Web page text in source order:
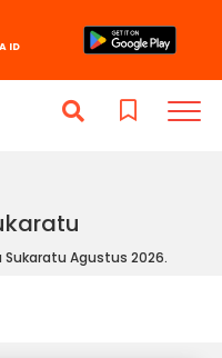
Agustus 2026.
ID